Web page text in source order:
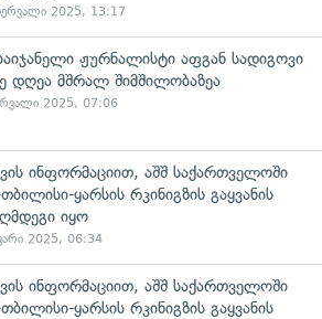
2025, 13:17
ჟურნალისტი აფგან სადიგოვი
დღეა მშრალ შიმშილობაზეა
2025, 07:06
ინფორმაციით, აშშ საქართველოში
ყარსის რკინიგზის გაყვანის
იყო
2025, 06:34
ინფორმაციით, აშშ საქართველოში
ყარსის რკინიგზის გაყვანის